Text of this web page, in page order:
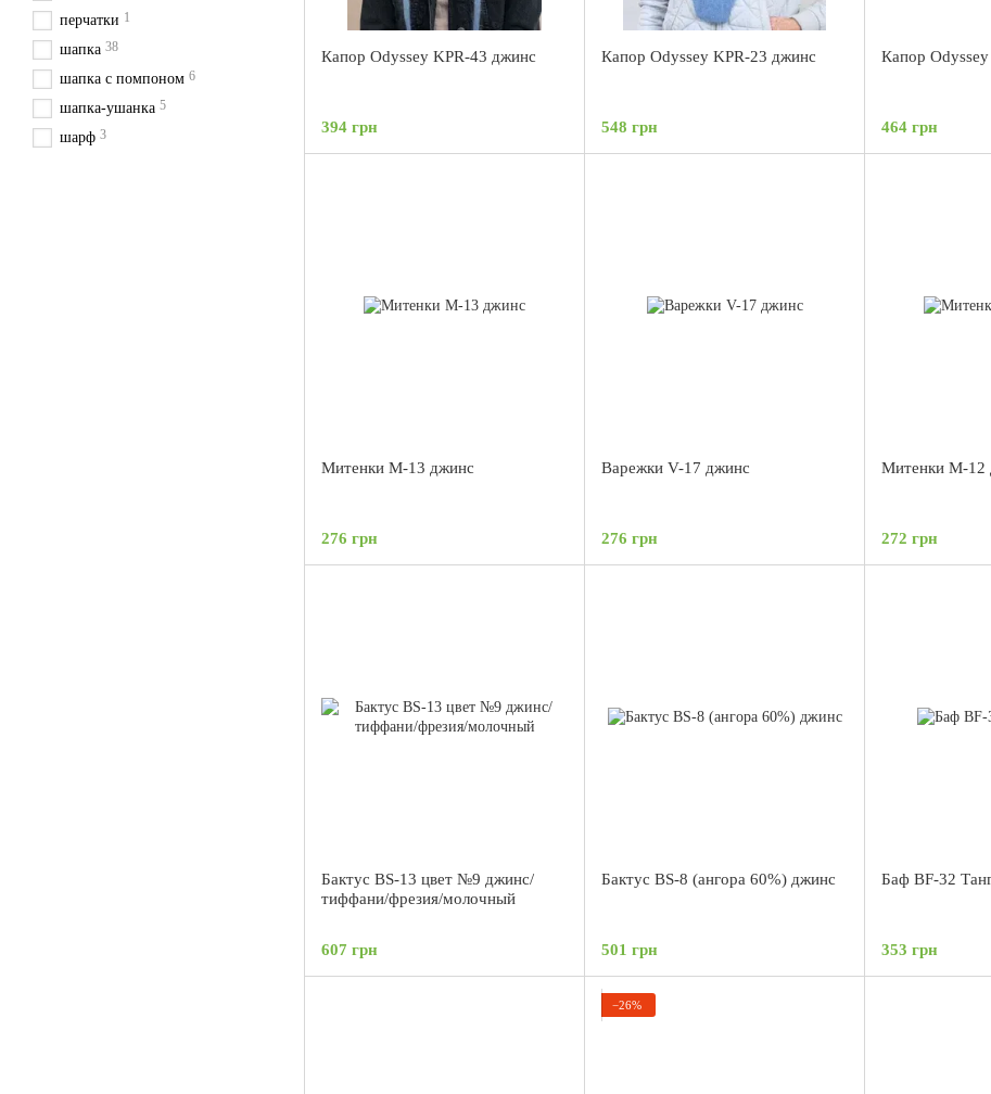
Капор Odyssey KPR-43 джинс
394 грн
Капор Odyssey KPR-23 джинс
548 грн
Капор
464 грн
Митенки М-13 джинс
276 грн
Варежки V-17 джинс
276 грн
Митенки М-12
272 грн
Бактус BS-13 цвет №9 джинс/
тиффани/фрезия/молочный
607 грн
Бактус BS-8 (ангора 60%) джинс
501 грн
Баф BF-32
353 грн
−26%
перчатки 1
шапка 38
шапка с помпоном 6
шапка-ушанка 5
шарф 3